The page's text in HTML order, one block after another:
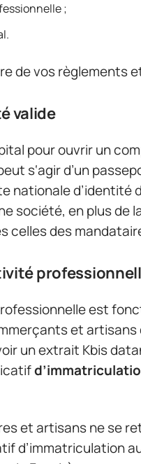
;
de vos règlements
valide
pour ouvrir un
s‘agir d’un
nationale d’identité
société, en plus
celles des
est
et artisans
un extrait Kbis
et artisans ne se
d’immatriculation